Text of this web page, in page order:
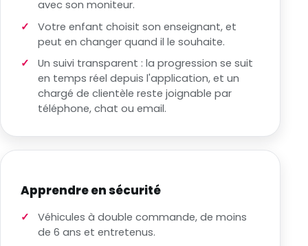
avec son moniteur.
Votre enfant choisit son enseignant, et
peut en changer quand il le souhaite.
Un suivi transparent : la progression se suit
en temps réel depuis l'application, et un
chargé de clientèle reste joignable par
téléphone, chat ou email.
Apprendre en sécurité
Véhicules à double commande, de moins
de 6 ans et entretenus.